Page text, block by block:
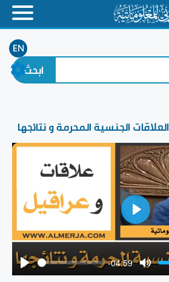
EN
العلاقات الجنسية المحرمة و نتائجها
Play
-04:59
Mute
Play